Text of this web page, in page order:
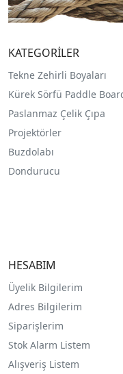
KATEGORİLER
Tekne Zehirli Boyaları
Kürek Sörfü Paddle
Paslanmaz Çelik Çıpa
Projektörler
Buzdolabı
Dondurucu
HESABIM
Üyelik Bilgilerim
Adres Bilgilerim
Siparişlerim
Stok Alarm Listem
Alışveriş Listem